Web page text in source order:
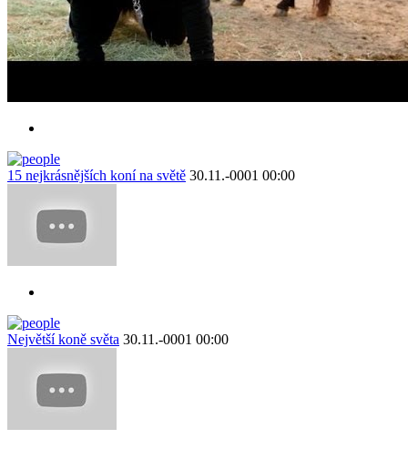
15 nejkrásnějších koní na světě 30.11.-0001 00:00
Největší koně světa 30.11.-0001 00:00